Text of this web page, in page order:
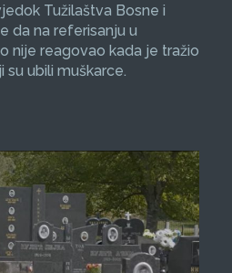
Tužilaštva Bosne i
da na referisanju u
nije reagovao kada je tražio
ubili muškarce.